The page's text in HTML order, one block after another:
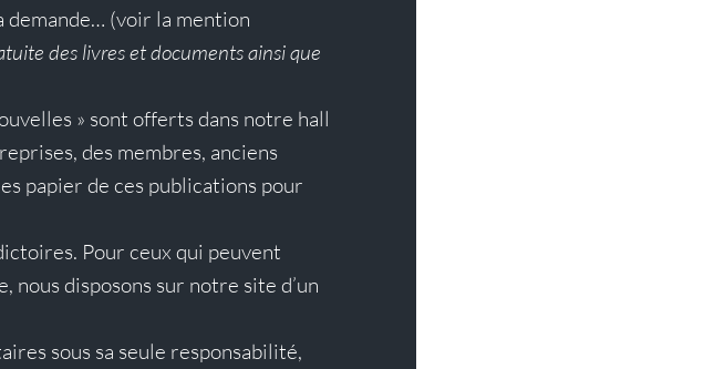
(voir la mention
des livres et documents ainsi que
» sont offerts dans notre hall
des membres, anciens
papier de ces publications pour
Pour ceux qui peuvent
disposons sur notre site d’un
sous sa seule responsabilité,